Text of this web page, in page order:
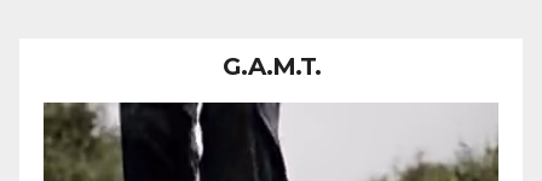
G.A.M.T.